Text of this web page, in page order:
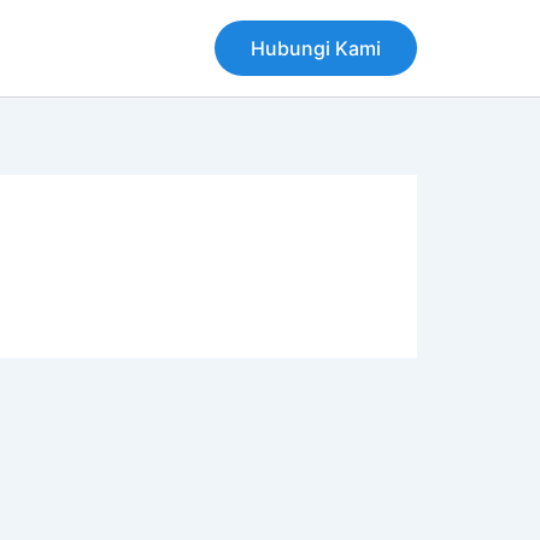
Hubungi Kami